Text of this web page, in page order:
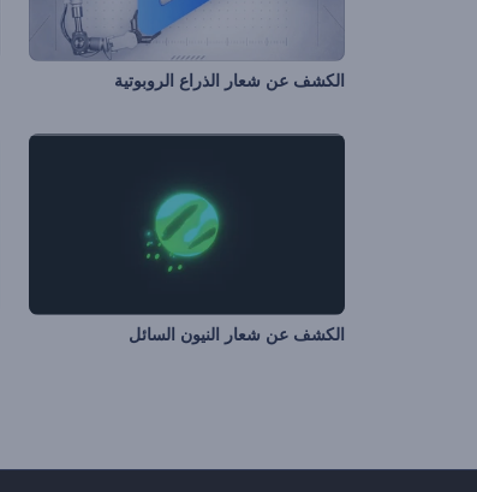
الكشف عن شعار الذراع الروبوتية
الكشف عن شعار النيون السائل